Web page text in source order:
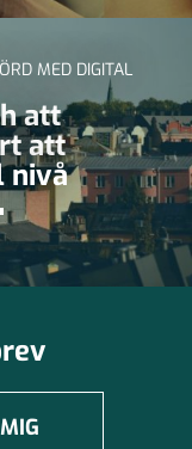
MED DIGITAL
att
att
nivå